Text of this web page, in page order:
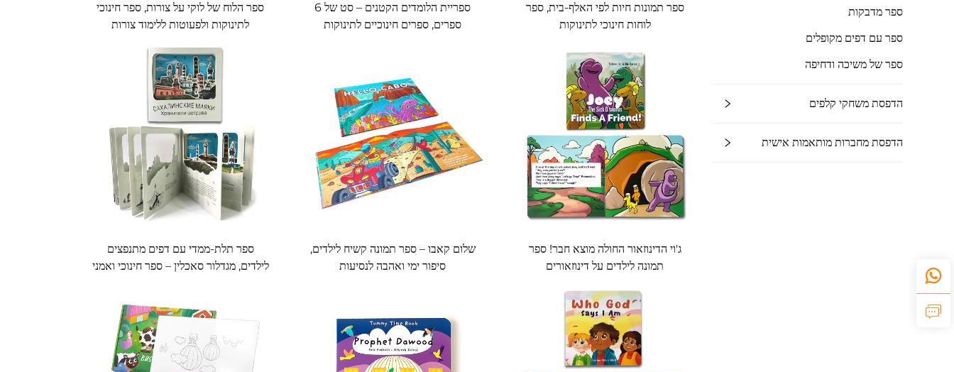
ספר מדבקות
ספר עם דפים מקופלים
ספר של משיכה ודחיפה
הדפסת משחקי קלפים
הדפסת מחברות מותאמות אישית
ספר תמונות חיות לפי האלף-בית, ספר
לוחות חינוכי לתינוקות
ספריית הלומדים הקטנים – סט של 6
ספרים, ספרים חינוכיים לתינוקות
ספר הלוח של לוקי על צורות, ספר חינוכי
לתינוקות ולפעוטות ללימוד צורות
ג'וי הדינוזאור החולה מוצא חבר! ספר
תמונה לילדים על דינוזאורים
שלום קאבו – ספר תמונה קשיח לילדים,
סיפור ימי ואהבה לנסיעות
ספר תלת-ממדי עם דפים מתנפצים
לילדים, מגדלור סאכלין – ספר חינוכי ואמני